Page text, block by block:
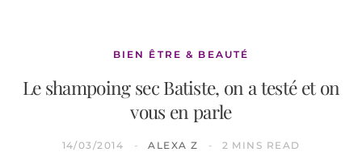
BIEN ÊTRE & BEAUTÉ
Le shampoing sec Batiste, on a testé et on
vous en parle
14/03/2014 ALEXA Z 2 MINS READ